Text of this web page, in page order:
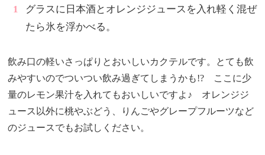
グラスに日本酒とオレンジジュースを入れ軽く混ぜ
たら氷を浮かべる。
飲み口の軽いさっぱりとおいしいカクテルです。とても飲
みやすいのでついつい飲み過ぎてしまうかも!? ここに少
量のレモン果汁を入れてもおいしいですよ♪ オレンジジ
ュース以外に桃やぶどう、りんごやグレープフルーツなど
のジュースでもお試しください。